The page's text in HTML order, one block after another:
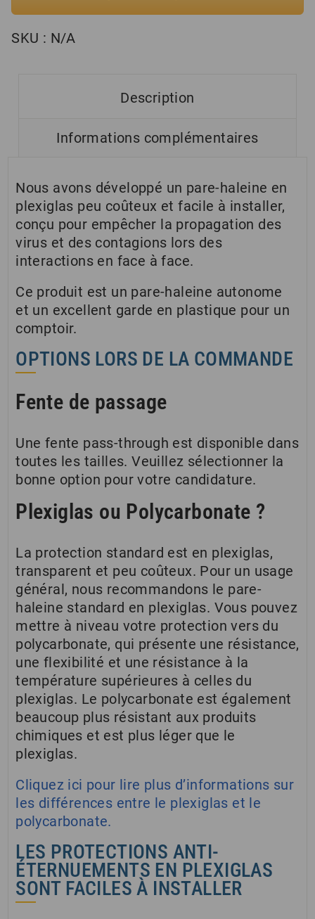
SKU : N/A
Description
Informations complémentaires
Nous avons développé un pare-haleine en
plexiglas peu coûteux et facile à installer,
conçu pour empêcher la propagation des
virus et des contagions lors des
interactions en face à face.
Ce produit est un pare-haleine autonome
et un excellent garde en plastique pour un
comptoir.
OPTIONS LORS DE LA COMMANDE
Fente de passage
Une fente pass-through est disponible dans
toutes les tailles. Veuillez sélectionner la
bonne option pour votre candidature.
Plexiglas ou Polycarbonate ?
La protection standard est en plexiglas,
transparent et peu coûteux. Pour un usage
général, nous recommandons le pare-
haleine standard en plexiglas. Vous pouvez
mettre à niveau votre protection vers du
polycarbonate, qui présente une résistance,
une flexibilité et une résistance à la
température supérieures à celles du
plexiglas. Le polycarbonate est également
beaucoup plus résistant aux produits
chimiques et est plus léger que le
plexiglas.
Cliquez ici pour lire plus d’informations sur
les différences entre le plexiglas et le
polycarbonate.
LES PROTECTIONS ANTI-
ÉTERNUEMENTS EN PLEXIGLAS
SONT FACILES À INSTALLER